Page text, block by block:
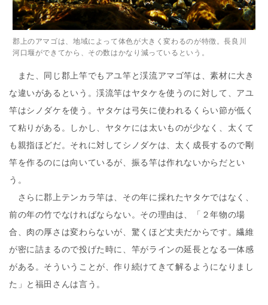
郡上のアマゴは、地域によって体色が大きく変わるのが特徴。長良川
河口堰ができてから、その数はかなり減っているという。
また、同じ郡上竿でもアユ竿と渓流アマゴ竿は、素材に大き
な違いがあるという。渓流竿はヤタケを使うのに対して、アユ
竿はシノダケを使う。ヤタケは弓矢に使われるくらい節が低く
て粘りがある。しかし、ヤタケには太いものが少なく、太くて
も親指ほどだ。それに対してシノダケは、太く成長するので剛
竿を作るのには向いているが、振る竿は作れないからだとい
う。
さらに郡上テンカラ竿は、その年に採れたヤタケではなく、
前の年の竹でなければならない。その理由は、「２年物の場
合、肉の厚さは変わらないが、驚くほど丈夫だからです。繊維
が密に詰まるので投げた時に、竿がラインの延長となる一体感
がある。そういうことが、作り続けてきて解るようになりまし
た」と福田さんは言う。